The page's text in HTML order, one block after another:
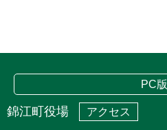
PC版
錦江町役場 アクセス